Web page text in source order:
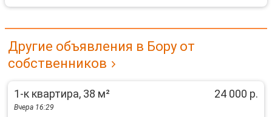
Другие объявления в Бору от
собственников
1-к квартира, 38 м² 24 000 р.
Вчера 16:29